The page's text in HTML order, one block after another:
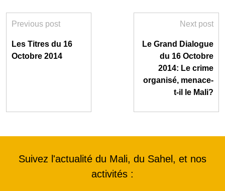
Previous post
Les Titres du 16
Octobre 2014
Next post
Le Grand Dialogue
du 16 Octobre
2014: Le crime
organisé, menace-
t-il le Mali?
Suivez l'actualité du Mali, du Sahel, et nos
activités :